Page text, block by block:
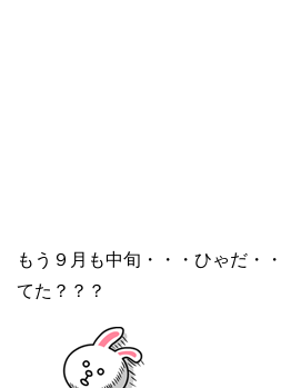
もう９月も中旬・・・ひゃだ・
てた？？？